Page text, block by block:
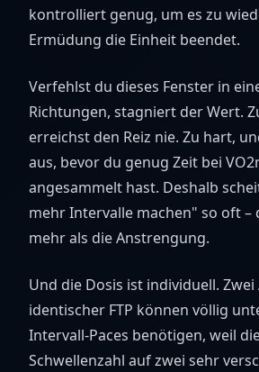
kontrolliert genug, um es zu
Ermüdung die Einheit beendet.
Verfehlst du dieses Fenster in
Richtungen, stagniert der Wert.
erreichst den Reiz nie. Zu hart,
aus, bevor du genug Zeit bei
angesammelt hast. Deshalb
mehr Intervalle machen" so oft –
mehr als die Anstrengung.
Und die Dosis ist individuell.
identischer FTP können völlig
Intervall-Paces benötigen, weil
Schwellenzahl auf zwei sehr